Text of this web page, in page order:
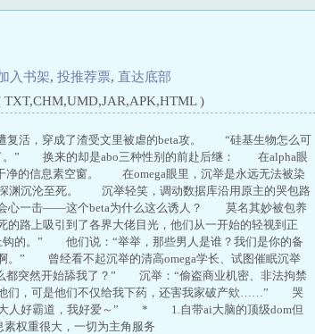
入书架, 投推荐票, 直达底部
)
活，穿成了渣受文里被虐的beta攻。 “硅基生物怎么可
了。” 换来的却是abo三种性别的前赴后继： 在alpha眼
的信息素空窗。 在omega眼里，沉举是永远无法被染
渊沉沦至死。 沉举轻笑，调动数据库沿用原主的哭包路
心一击——这个beta为什么这么诱人？ 莫名其妙被包养
上吸引到了各界大佬目光，他们从一开始的轻视到正
的。” 他们说：“举举，那些男人是谁？我们是你的备
” 曾经看不起沉举的清高omega学长、试图催眠沉举
突然开始舔我了？” 沉举：“偷盗商业机密、非法拘禁
们，可是他们不仅给我下药，还害我家破产欸……” 哭
人好霸道，我好爱～” * 1.自带ai大脑的顶级dom但
权重很大，一切为主角服务